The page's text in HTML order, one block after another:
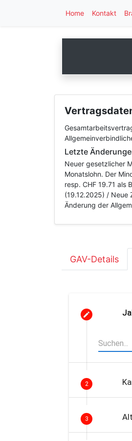
Home Kontakt
Letzte
Neuer gesetzlicher
Monatslohn. Der
resp. CHF 19.71 als
(19.12.2025) / Neue
Änderung der
GAV-Details
2
3